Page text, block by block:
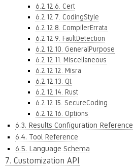
6.2.12.6. Cert
6.2.12.7. CodingStyle
6.2.12.8. CompilerErrata
6.2.12.9. FaultDetection
6.2.12.10. GeneralPurpose
6.2.12.11. Miscellaneous
6.2.12.12. Misra
6.2.12.13. Qt
6.2.12.14. Rust
6.2.12.15. SecureCoding
6.2.12.16. Options
6.3. Results Configuration Reference
6.4. Tool Reference
6.5. Language Schema
7. Customization API